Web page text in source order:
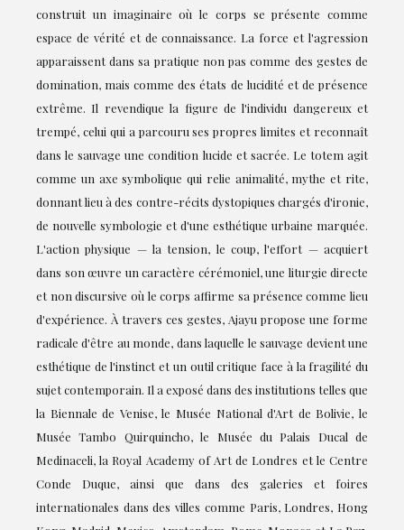
construit un imaginaire où le corps se présente comme
espace de vérité et de connaissance. La force et l'agression
apparaissent dans sa pratique non pas comme des gestes de
domination, mais comme des états de lucidité et de présence
extrême. Il revendique la figure de l'individu dangereux et
trempé, celui qui a parcouru ses propres limites et reconnaît
dans le sauvage une condition lucide et sacrée. Le totem agit
comme un axe symbolique qui relie animalité, mythe et rite,
donnant lieu à des contre-récits dystopiques chargés d'ironie,
de nouvelle symbologie et d'une esthétique urbaine marquée.
L'action physique — la tension, le coup, l'effort — acquiert
dans son œuvre un caractère cérémoniel, une liturgie directe
et non discursive où le corps affirme sa présence comme lieu
d'expérience. À travers ces gestes, Ajayu propose une forme
radicale d'être au monde, dans laquelle le sauvage devient une
esthétique de l'instinct et un outil critique face à la fragilité du
sujet contemporain. Il a exposé dans des institutions telles que
la Biennale de Venise, le Musée National d'Art de Bolivie, le
Musée Tambo Quirquincho, le Musée du Palais Ducal de
Medinaceli, la Royal Academy of Art de Londres et le Centre
Conde Duque, ainsi que dans des galeries et foires
internationales dans des villes comme Paris, Londres, Hong